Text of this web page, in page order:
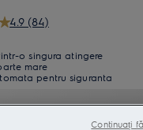
4.9 (84)
o singura atingere
mare
pentru siguranta
Continuați